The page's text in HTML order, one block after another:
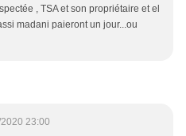
, TSA et son propriétaire et el
madani paieront un jour...ou
23:00